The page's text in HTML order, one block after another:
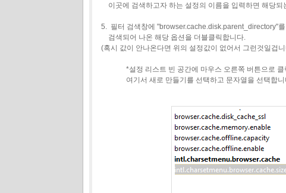
이곳에 검색하고자 하는 설정의 이름을 입력하면 해당되
5. 필터 검색창에 "browser.cache.disk.parent_directory"
검색되어 나온 해당 옵션을 더블클릭합니다.
(혹시 값이 안나온다면 위의 설정값이 없어서 그런것일겁
*설정 리스트 빈 공간에 마우스 오른쪽 버튼으로 클
여기서 새로 만들기를 선택하고 문자열을 선택합니